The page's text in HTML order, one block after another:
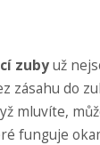
zubyuž
zásahu do
mluvíte,
funguje